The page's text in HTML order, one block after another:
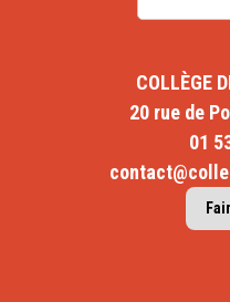
COLLÈGE
20 rue de
01